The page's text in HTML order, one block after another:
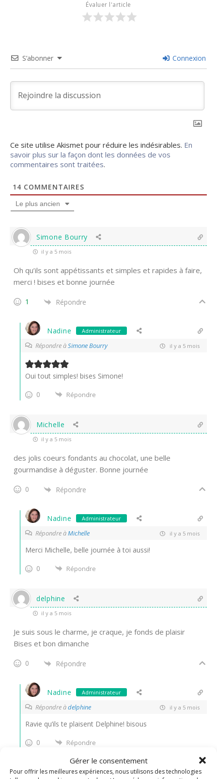
Gérer le consentement
Pour offrir les meilleures expériences, nous utilisons des technologies
Évaluer l'article
S’abonner Connexion
Ce site utilise Akismet pour réduire les indésirables. En
savoir plus sur la façon dont les données de vos
commentaires sont traitées.
14 COMMENTAIRES
Le plus ancien
Simone Bourry
il y a 5 mois
Oh qu’ils sont appétissants et simples et rapides à faire,
merci ! bises et bonne journée
1 Répondre
Nadine Administrateur
Répondre àSimone Bourry il y a 5 mois
Oui tout simples! bises Simone!
0
Répondre
Michelle
il y a 5 mois
des jolis coeurs fondants au chocolat, une belle
gourmandise à déguster. Bonne journée
0 Répondre
Nadine Administrateur
Répondre àMichelle il y a 5 mois
Merci Michelle, belle journée à toi aussi!
0
Répondre
delphine
il y a 5 mois
Je suis sous le charme, je craque, je fonds de plaisir
Bises et bon dimanche
0 Répondre
Nadine Administrateur
Répondre àdelphine il y a 5 mois
Ravie qu’ils te plaisent Delphine! bisous
0
Répondre
Christalie